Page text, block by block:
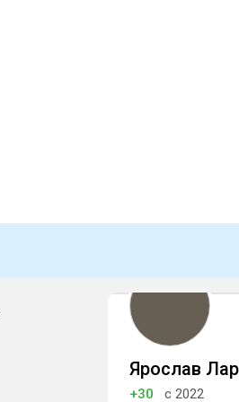
Ярослав
+30
с 2022